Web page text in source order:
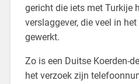
gericht die iets met Turkije
verslaggever, die veel in
gewerkt.
Zo is een Duitse Koerden-
het verzoek zijn